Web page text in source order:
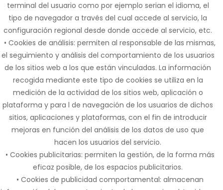
terminal del usuario como por ejemplo serian el idioma, el
tipo de navegador a través del cual accede al servicio, la
configuración regional desde donde accede al servicio, etc.
• Cookies de análisis: permiten al responsable de las mismas,
el seguimiento y análisis del comportamiento de los usuarios
de los sitios web a los que están vinculadas. La información
recogida mediante este tipo de cookies se utiliza en la
medición de la actividad de los sitios web, aplicación o
plataforma y para l de navegación de los usuarios de dichos
sitios, aplicaciones y plataformas, con el fin de introducir
mejoras en función del análisis de los datos de uso que
hacen los usuarios del servicio.
• Cookies publicitarias: permiten la gestión, de la forma más
eficaz posible, de los espacios publicitarios.
• Cookies de publicidad comportamental: almacenan